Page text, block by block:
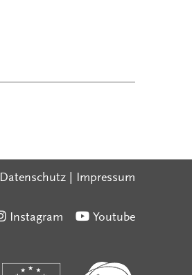
Datenschutz Impressum
Instagram Youtube